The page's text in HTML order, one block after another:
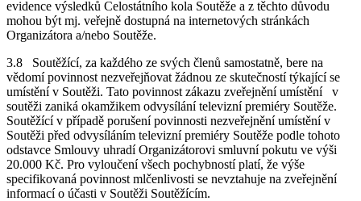
evidence výsledků Celostátního kola Soutěže a z těchto důvodu
mohou být mj. veřejně dostupná na internetových stránkách
Organizátora a/nebo Soutěže.
3.8 Soutěžící, za každého ze svých členů samostatně, bere na
vědomí povinnost nezveřejňovat žádnou ze skutečností týkající se
umístění v Soutěži. Tato povinnost zákazu zveřejnění umístění v
soutěži zaniká okamžikem odvysílání televizní premiéry Soutěže.
Soutěžící v případě porušení povinnosti nezveřejnění umístění v
Soutěži před odvysíláním televizní premiéry Soutěže podle tohoto
odstavce Smlouvy uhradí Organizátorovi smluvní pokutu ve výši
20.000 Kč. Pro vyloučení všech pochybností platí, že výše
specifikovaná povinnost mlčenlivosti se nevztahuje na zveřejnění
informací o účasti v Soutěži Soutěžícím.